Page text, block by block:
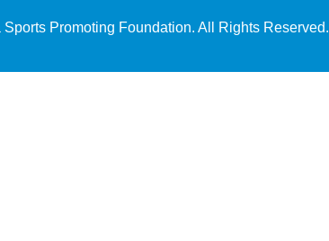
Promoting Foundation. All Rights Reserved.